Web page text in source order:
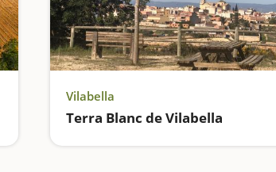
Vilabella
Terra Blanc de Vilabella